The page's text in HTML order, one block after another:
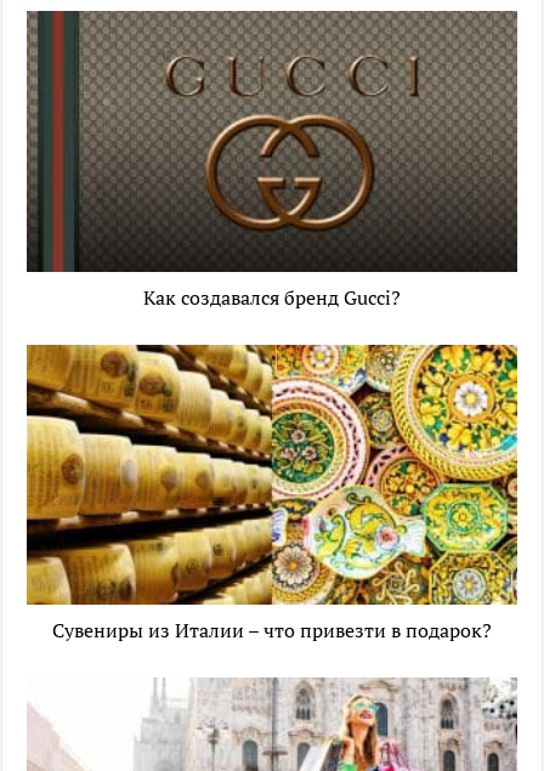
Как создавался бренд Gucci?
Сувениры из Италии – что привезти в подарок?